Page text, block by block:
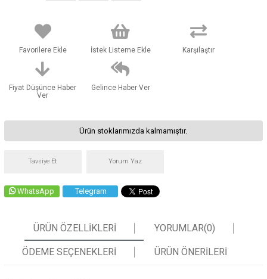
Favorilere Ekle İstek Listeme Ekle Karşılaştır
Fiyat Düşünce Haber
Ver
Gelince Haber Ver
Ürün stoklarımızda kalmamıştır.
Tavsiye Et Yorum Yaz
WhatsApp Telegram
ÜRÜN ÖZELLIKLERI YORUMLAR(0)
ÖDEME SEÇENEKLERI ÜRÜN ÖNERILERI